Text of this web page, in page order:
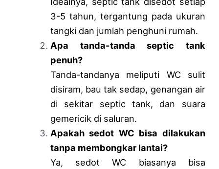
3-5 tahun, tergantung pada ukuran
tangki dan jumlah penghuni rumah.
Apa tanda-tanda septic tank
penuh?
Tanda-tandanya meliputi WC sulit
disiram, bau tak sedap, genangan air
di sekitar septic tank, dan suara
gemericik di saluran.
Apakah sedot WC bisa dilakukan
tanpa membongkar lantai?
Ya, sedot WC biasanya bisa